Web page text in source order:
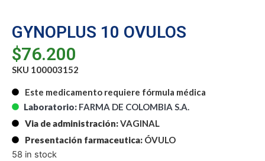
GYNOPLUS 10 OVULOS
$76.200
SKU 100003152
Este medicamento requiere fórmula médica
Laboratorio: FARMA DE COLOMBIA S.A.
Via de administración:VAGINAL
Presentación farmaceutica: ÓVULO
58 in stock